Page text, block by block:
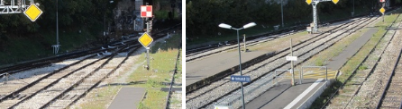
IMG 4049